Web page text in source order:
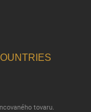
tovaru.